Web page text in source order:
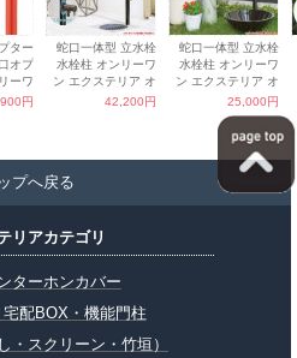
プへ戻る
リアカテゴリ
ターホンカバー
配BOX・機能門柱
・スクリーン・竹垣）